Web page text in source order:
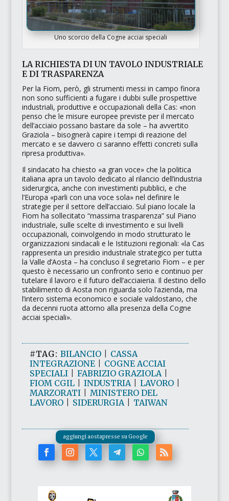
Uno scorcio della Cogne acciai speciali
LA RICHIESTA DI UN TAVOLO INDUSTRIALE
E DI TRASPARENZA
Per la Fiom, però, gli strumenti messi in campo finora
non sono sufficienti a fugare i dubbi sulle prospettive
industriali, produttive e occupazionali della Cas: «non
penso che le misure europee previste per il mercato
dell’acciaio possano bastare da sole – ha avvertito
Graziola – bisognerà capire i tempi di reazione del
mercato e se davvero ci saranno effetti concreti sulla
ripresa produttiva».
Il sindacato ha chiesto «a gran voce»che la politica
italiana apra un tavolo dedicato al rilancio dell’industria
siderurgica, anche con investimenti pubblici, e che
l’Europa «parli con una voce sola»nel definire le
strategie per il settore dell’acciaio. Sul piano locale la
Fiom ha sollecitato “massima trasparenza”sul Piano
industriale, sulle scelte di investimento e sui livelli
occupazionali, coinvolgendo in modo strutturato le
organizzazioni sindacali e le Istituzioni regionali: «la Cas
rappresenta un presidio industriale strategico per tutta
la Valle d’Aosta – ha concluso il segretario Fiom – e per
questo è necessario un confronto serio e continuo per
tutelare il lavoro e il futuro dell’acciaieria. Il destino dello
stabilimento di Aosta non riguarda solo l’azienda, ma
l’intero sistema economico e sociale valdostano, che
da decenni ruota attorno alla presenza della Cogne
acciai speciali».
#TAG: BILANCIO| CASSA
INTEGRAZIONE| COGNE ACCIAI
SPECIALI| FABRIZIO GRAZIOLA|
FIOM CGIL| INDUSTRIA| LAVORO|
MARZORATI| MINISTERO DEL
LAVORO| SIDERURGIA| TAIWAN
aggiungi aostapresse su Google